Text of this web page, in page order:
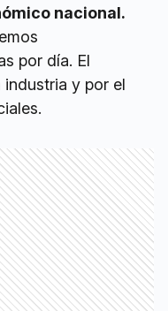
nacional.
por día. El
y por el